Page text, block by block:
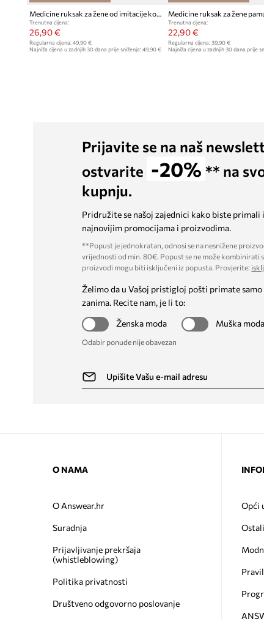
Medicine ruksak za žene od imitacije kože
Trenutna cijena:
26,90 €
Regularna cijena: 49,90 €
Najniža cijena u zadnjih 30 dana prije sniženja: 49,90 €
Medicine ruksak za žene
Trenutna cijena:
22,90 €
Regularna cijena:39,90 €
Najniža cijena u zadnjih 30 dana prije
Prijavite se na naš
ostvarite -20% ** na
kupnju.
Pridružite se našoj zajednici kako biste
najnovijim promocijama i proizvodima.
**Popust je jednokratan, odnosi se na nesnižene
vrijednosti od min. 80€. Popust se ne može kombinirati
proizvodi mogu biti isključeni iz popusta. Provjerite:
Želimo da u Vašoj pristigloj pošti primate samo
zanima. Recite nam, je li to:
Ženska moda
Muška moda
Odabir ponude nije obavezan
O NAMA
O Answear.hr
Suradnja
Prijavljivanje prekršaja
(whistleblowing)
Politika privatnosti
Društveno odgovorno poslovanje
Opći